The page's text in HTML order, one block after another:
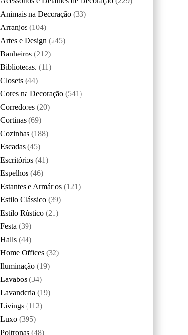
Animais na Decoração (33)
Arranjos (104)
Artes e Design (245)
Banheiros (212)
Bibliotecas. (11)
Closets (44)
Cores na Decoração (541)
Corredores (20)
Cortinas (69)
Cozinhas (188)
Escadas (45)
Escritórios (41)
Espelhos (46)
Estantes e Armários (121)
Estilo Clássico (39)
Estilo Rústico (21)
Festa (39)
Halls (44)
Home Offices (32)
Iluminação (19)
Lavabos (34)
Lavanderia (19)
Livings (112)
Luxo (395)
Poltronas (48)